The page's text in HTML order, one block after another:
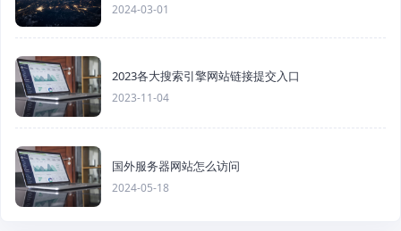
2024-03-01
2023各大搜索引擎网站链接提交入口
2023-11-04
国外服务器网站怎么访问
2024-05-18